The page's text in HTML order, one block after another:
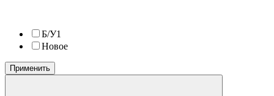
Б/У1
Новое
Применить